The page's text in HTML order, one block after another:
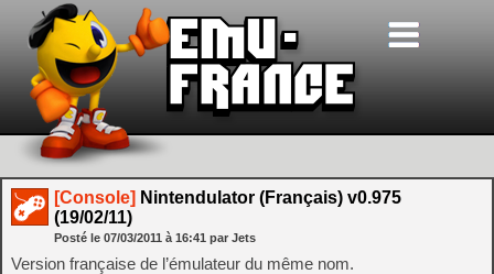
[Console] Nintendulator (Français) v0.975
(19/02/11)
Posté le 07/03/2011 à 16:41 par Jets
Version française de l’émulateur du même nom.